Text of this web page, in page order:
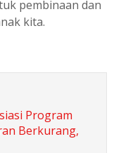
pembinaan dan
kita.
Program
Berkurang,